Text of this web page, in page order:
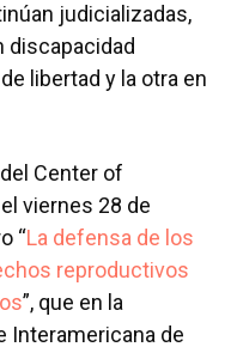
judicializadas,
discapacidad
libertad y la otra en
Center of
viernes 28 de
“La defensa de los
reproductivos
”, que en la
Interamericana de